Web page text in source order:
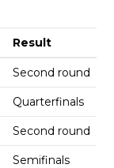
Result
Second round
Quarterfinals
Second round
Semifinals